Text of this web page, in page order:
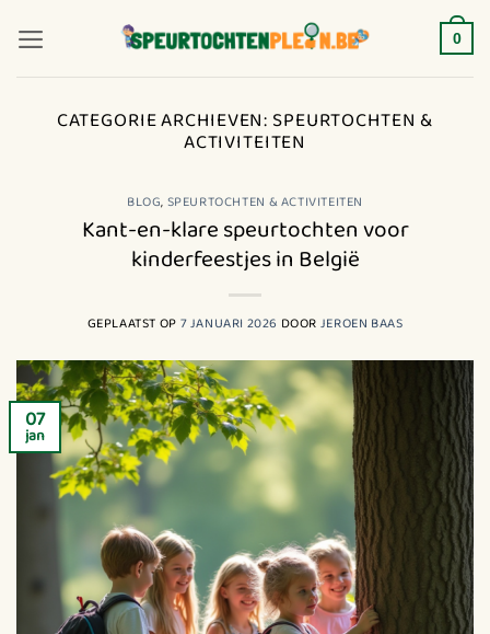
naar
inhoud
0
CATEGORIE ARCHIEVEN: SPEURTOCHTEN &
ACTIVITEITEN
BLOG, SPEURTOCHTEN & ACTIVITEITEN
Kant-en-klare speurtochten voor
kinderfeestjes in België
GEPLAATST OP 7 JANUARI 2026 DOOR JEROEN BAAS
07
jan